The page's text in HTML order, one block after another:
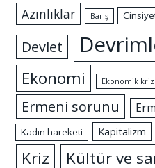
Azınlıklar Barış
Devlet
Ekonomi Ekonomik kriz
Ermeni sorunu
Kadın hareketi Kapitalizm
Kriz Kültür ve